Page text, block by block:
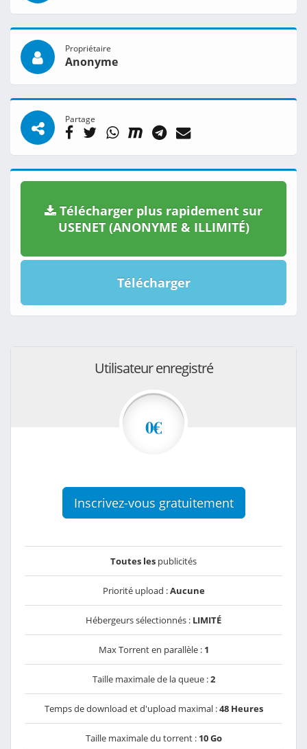
Propriétaire
Anonyme
Partage
Télécharger plus rapidement sur
USENET (ANONYME & ILLIMITÉ)
Télécharger
Utilisateur enregistré
0€
Inscrivez-vous gratuitement
Toutes les publicités
Priorité upload :Aucune
Hébergeurs sélectionnés : LIMITÉ
Max Torrent en parallèle : 1
Taille maximale de la queue :2
Temps de download et d'upload maximal :48 Heures
Taille maximale du torrent : 10 Go